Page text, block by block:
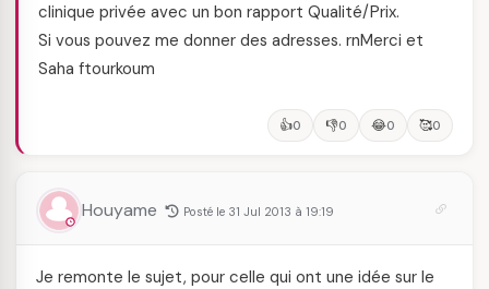
clinique privée avec un bon rapport Qualité/Prix.
Si vous pouvez me donner des adresses. rnMerci et
Saha ftourkoum
👍0 👎0 😂0 🥰0
Houyame Posté le 31 Jul 2013 à 19:19
Je remonte le sujet, pour celle qui ont une idée sur le